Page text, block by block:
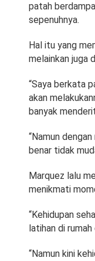
patah
sepenuhnya.
Hal itu yang
melainkan juga
“Saya berkata
akan
banyak
“Namun
benar tidak
Marquez lalu
menikmati
“Kehidupan
latihan di
“Namun kini